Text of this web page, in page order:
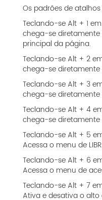
Os padrões de
Teclando-se Alt + 1
chega-se
principal da página.
Teclando-se Alt + 2
chega-se
Teclando-se Alt + 3
chega-se
Teclando-se Alt + 4
chega-se diretamente
Teclando-se Alt + 5
Acessa o menu de
Teclando-se Alt + 6
Acessa o menu de
Teclando-se Alt + 7
Ativa e desativa o alto